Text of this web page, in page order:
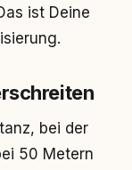
ist Deine
bei der
50 Metern